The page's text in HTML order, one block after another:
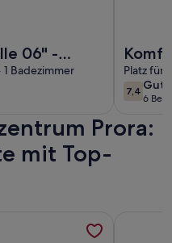
06" -
Binz OT
1 Badezimmer Platz für
7,47,4 von
Gut
gut
6
(6
Prora:
mit Top-
Gemütliches